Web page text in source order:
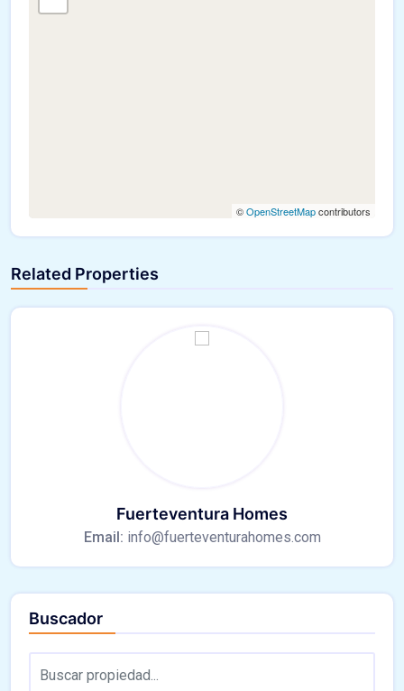
©OpenStreetMapcontributors
Related Properties
Fuerteventura Homes
Email: info@fuerteventurahomes.com
Buscador